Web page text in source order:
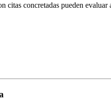
citas concretadas pueden evaluar